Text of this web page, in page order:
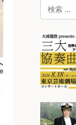
検
索